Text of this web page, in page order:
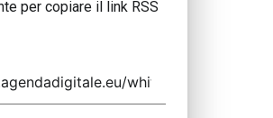
per copiare il link RSS